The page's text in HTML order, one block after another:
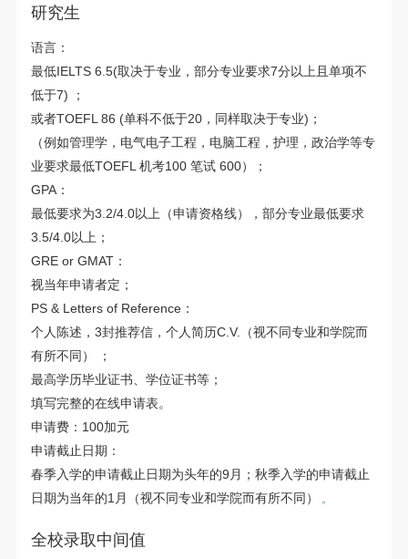
研究生
语言：
最低IELTS 6.5(取决于专业，部分专业要求7分以上且单项不
低于7) ；
或者TOEFL 86 (单科不低于20，同样取决于专业)；
（例如管理学，电气电子工程，电脑工程，护理，政治学等专
业要求最低TOEFL 机考100 笔试 600）；
GPA：
最低要求为3.2/4.0以上（申请资格线），部分专业最低要求
3.5/4.0以上；
GRE or GMAT：
视当年申请者定；
PS & Letters of Reference：
个人陈述，3封推荐信，个人简历C.V.（视不同专业和学院而
有所不同） ；
最高学历毕业证书、学位证书等；
填写完整的在线申请表。
申请费：100加元
申请截止日期：
春季入学的申请截止日期为头年的9月；秋季入学的申请截止
日期为当年的1月（视不同专业和学院而有所不同）
。
全校录取中间值